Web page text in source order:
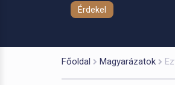
Érdekel
Főoldal Magyarázatok